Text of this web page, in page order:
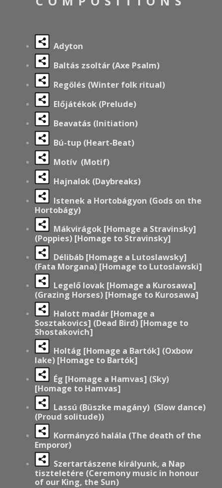
Adyton
Baltás zsoltár (Axe Psalm)
Regölés (Winter folk ritual)
Előjátékok (Prelude)
Beavatás (Initiation)
Bú-tup (Heart-Beat)
Motív (Motif)
Hajnalok (Daybreaks)
Istenek a Hortobágyon (Gods on the
Hortobágy)
Mákvirágok [Homage a Stravinsky]
(Poppies) [Homage to Stravinsky]
Délibáb [Homage a Lutoslawsky]
(Fata Morgana) [Homage to Lutoslawski]
Legelő lovak [Homage a Kurosawa]
(Grazing Horses) [Homage to Kurosawa]
Halott madár [Homage a
Sosztakovics] (Dead Bird) [Homage to
Shostakovich]
Holtág [Homage a Bartók] (Oxbow
lake) [Homage to Bartók]
Ég [Homage a Hamvas] (Sky)
[Homage to Hamvas]
Lassú (Büszke magány) (Slow dance)
(Proud solitude))
Kormányzó halála (The death of the
Emporor)
Szertartászene királyunk, a Nap
tiszteletére (Ceremony music in honour
of our King, the Sun)